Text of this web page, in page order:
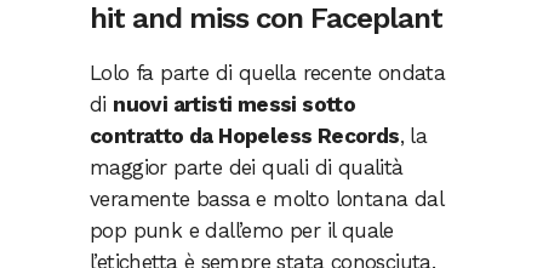
hit and miss con Faceplant
Lolo fa parte di quella recente ondata
di nuovi artisti messi sotto
contratto da Hopeless Records, la
maggior parte dei quali di qualità
veramente bassa e molto lontana dal
pop punk e dall’emo per il quale
l’etichetta è sempre stata conosciuta.